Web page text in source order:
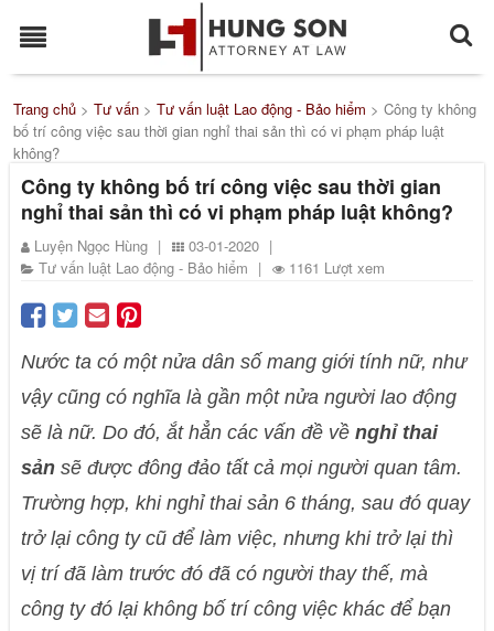
Trang chủ >Tư vấn >Tư vấn luật Lao động - Bảo hiểm >Công ty không
bố trí công việc sau thời gian nghỉ thai sản thì có vi phạm pháp luật
không?
Công ty không bố trí công việc sau thời gian
nghỉ thai sản thì có vi phạm pháp luật không?
Luyện Ngọc Hùng | 03-01-2020 |
Tư vấn luật Lao động - Bảo hiểm | 1161 Lượt xem
Nước ta có một nửa dân số mang giới tính nữ, như
vậy cũng có nghĩa là gần một nửa người lao động
sẽ là nữ. Do đó, ắt hẳn các vấn đề vềnghỉ thai
sản sẽ được đông đảo tất cả mọi người quan tâm.
Trường hợp, khi nghỉ thai sản 6 tháng, sau đó quay
trở lại công ty cũ để làm việc, nhưng khi trở lại thì
vị trí đã làm trước đó đã có người thay thế, mà
công ty đó lại không bố trí công việc khác để bạn